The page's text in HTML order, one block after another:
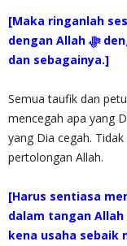
[Maka ringanlah
dengan Allah ‎ﷻ dengan melakukan ibadah-ibadah sunat
dan sebagainya.]
Semua taufik dan
mencegah apa yang
yang Dia cegah.
pertolongan Allah.
[Harus sentiasa
dalam tangan Allah ‎ﷻ. Allah ‎ﷻ yang menentukan. Kita
kena usaha sebaik